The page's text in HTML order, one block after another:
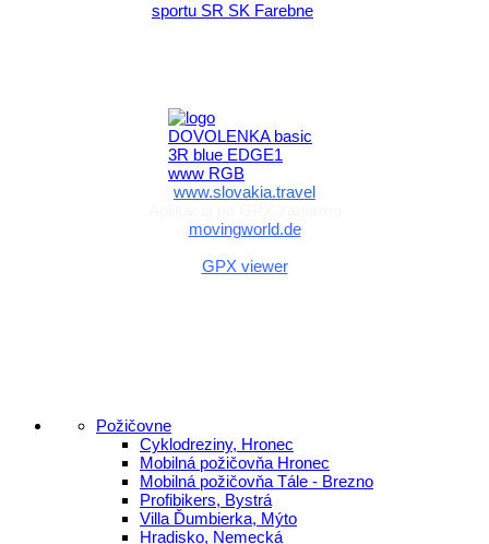
www.slovakia.travel
movingworld.de
GPX viewer
Požičovne
Cyklodreziny, Hronec
Mobilná požičovňa Hronec
Mobilná požičovňa Tále - Brezno
Profibikers, Bystrá
Villa Ďumbierka, Mýto
Hradisko, Nemecká